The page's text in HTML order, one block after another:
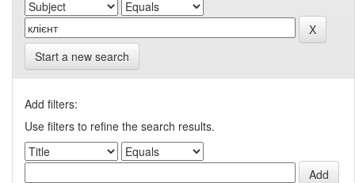
Start a new search
Add filters:
Use filters to refine the search results.